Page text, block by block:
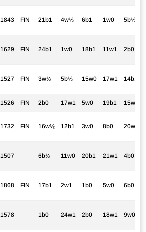
1843 FIN 21b1 4w½ 6b1 1w0 5b½
1629 FIN 24b1 1w0 18b1 11w1 2b0
1527 FIN 3w½ 5b½ 15w0 17w1 14b1
1526 FIN 2b0 17w1 5w0 19b1 15w1
1732 FIN 16w½ 12b1 3w0 8b0 20w1
1507 6b½ 11w0 20b1 21w1 4b0
1868 FIN 17b1 2w1 1b0 5w0 6b0
1578 1b0 24w1 2b0 18w1 9w0